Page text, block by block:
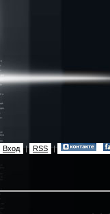
Вход | RSS |